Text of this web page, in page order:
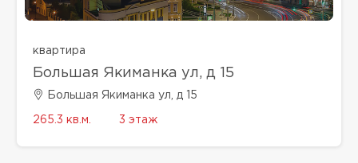
квартира
Большая Якиманка ул, д 15
Большая Якиманка ул, д 15
265.3 кв.м. 3 этаж